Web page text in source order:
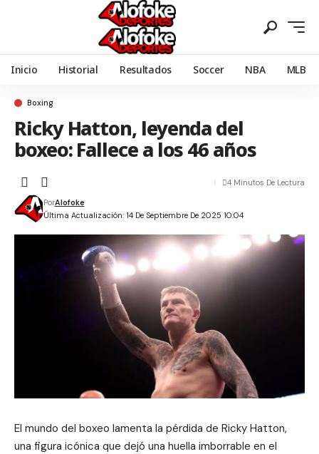
Inicio Historial Resultados Soccer NBA MLB
Boxing
Ricky Hatton, leyenda del
boxeo: Fallece a los 46 años
Última Actualización: 14 De Septiembre De 2025 10:04
PorAlofoke
4 Minutos De Lectura
El mundo del boxeo lamenta la pérdida de Ricky Hatton,
una figura icónica que dejó una huella imborrable en el